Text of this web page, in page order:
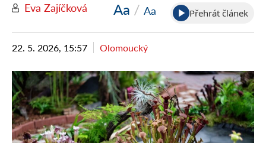
Eva Zajíčková Aa / Aa Přehrát článek
22. 5. 2026, 15:57 Olomoucký